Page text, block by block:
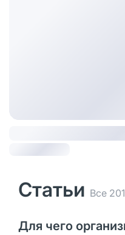
Статьи Все
Для чего